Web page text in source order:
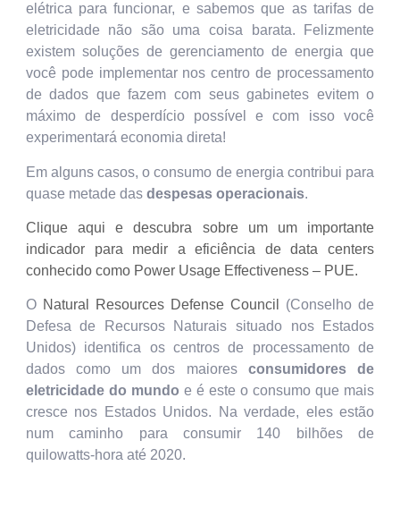
elétrica para funcionar, e sabemos que as tarifas de
eletricidade não são uma coisa barata. Felizmente
existem soluções de gerenciamento de energia que
você pode implementar nos centro de processamento
de dados que fazem com seus gabinetes evitem o
máximo de desperdício possível e com isso você
experimentará economia direta!
Em alguns casos, o consumo de energia contribui para
quase metade das despesas operacionais.
Clique aqui e descubra sobre um um importante
indicador para medir a eficiência de data centers
conhecido como Power Usage Effectiveness – PUE.
O Natural Resources Defense Council
(Conselho de
Defesa de Recursos Naturais situado nos Estados
Unidos) identifica os centros de processamento de
dados como um dos maiores consumidores de
eletricidade do mundo e é este o consumo que mais
cresce nos Estados Unidos. Na verdade, eles estão
num caminho para consumir 140 bilhões de
quilowatts-hora até 2020.